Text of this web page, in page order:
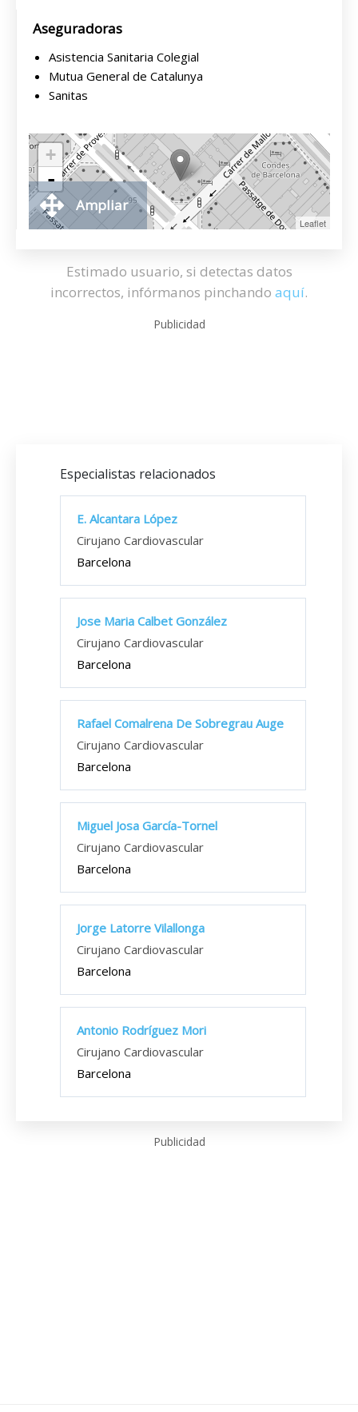
Aseguradoras
Asistencia Sanitaria Colegial
Mutua General de Catalunya
Sanitas
+
-
Leaflet
Ampliar
Estimado usuario, si detectas datos
incorrectos, infórmanos pinchando aquí.
Publicidad
Especialistas relacionados
E. Alcantara López
Cirujano Cardiovascular
Barcelona
Jose Maria Calbet González
Cirujano Cardiovascular
Barcelona
Rafael Comalrena De Sobregrau Auge
Cirujano Cardiovascular
Barcelona
Miguel Josa García-Tornel
Cirujano Cardiovascular
Barcelona
Jorge Latorre Vilallonga
Cirujano Cardiovascular
Barcelona
Antonio Rodríguez Mori
Cirujano Cardiovascular
Barcelona
Publicidad